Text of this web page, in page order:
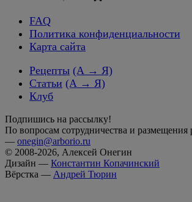
FAQ
Политика конфиденциальности
Карта сайта
Рецепты (А → Я)
Статьи (А → Я)
Клуб
Подпишись на рассылку!
По вопросам сотрудничества и размещения
— onegin@arborio.ru
© 2008-2026, Алексей Онегин
Дизайн — Константин Копачинский
Вёрстка — Андрей Тюрин